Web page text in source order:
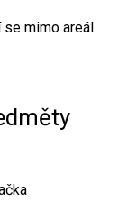
se mimo areál